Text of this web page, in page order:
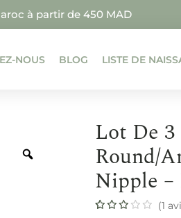
à partir de 450 MAD
NOUS BLOG LISTE DE
Lot De
Round/
Nipple –
(1